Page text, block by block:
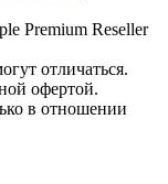
Premium Reseller
отличаться.
офертой.
в отношении